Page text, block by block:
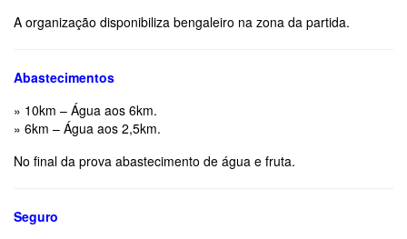
A organização disponibiliza bengaleiro na zona da partida.
Abastecimentos
» 10km – Água aos 6km.
» 6km – Água aos 2,5km.
No final da prova abastecimento de água e fruta.
Seguro